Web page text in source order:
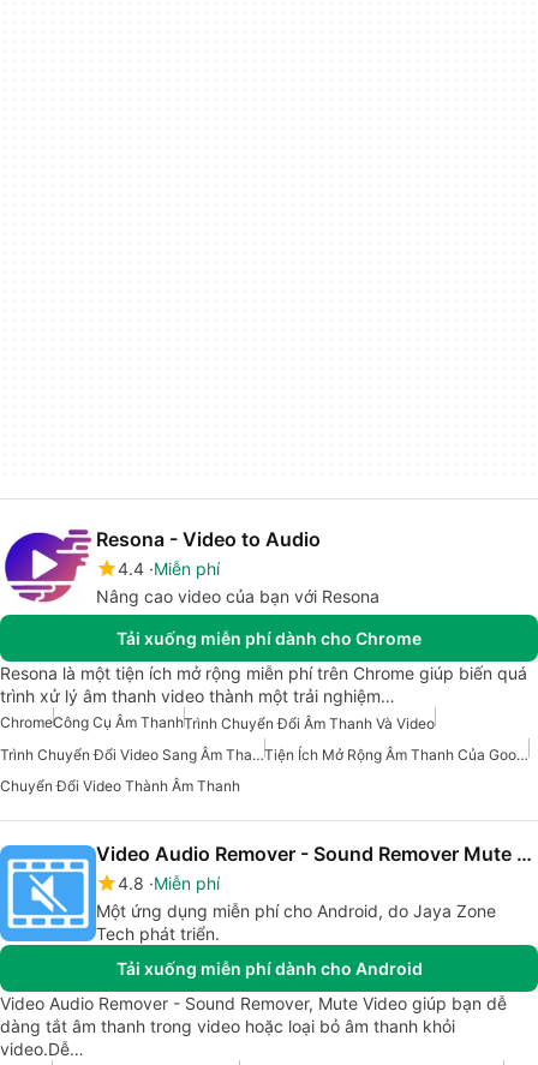
Resona - Video to Audio
4.4 Miễn phí
Nâng cao video của bạn với Resona
Tải xuống miễn phí dành cho Chrome
Resona là một tiện ích mở rộng miễn phí trên Chrome giúp biến quá
trình xử lý âm thanh video thành một trải nghiệm…
ChromeCông Cụ Âm ThanhTrình Chuyển Đổi Âm Thanh Và Video
Trình Chuyển Đổi Video Sang Âm Thanh
Tiện Ích Mở Rộng Âm Thanh Của Google Chrome
Chuyển Đổi Video Thành Âm Thanh
Video Audio Remover - Sound Remover Mute Video
4.8 Miễn phí
Một ứng dụng miễn phí cho Android, do Jaya Zone
Tech phát triển.
Tải xuống miễn phí dành cho Android
Video Audio Remover - Sound Remover, Mute Video giúp bạn dễ
dàng tắt âm thanh trong video hoặc loại bỏ âm thanh khỏi
video.Dễ…